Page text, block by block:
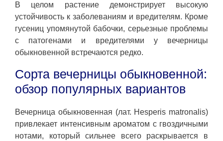
В целом растение демонстрирует высокую
устойчивость к заболеваниям и вредителям. Кроме
гусениц упомянутой бабочки, серьезные проблемы
с патогенами и вредителями у вечерницы
обыкновенной встречаются редко.
Сорта вечерницы обыкновенной:
обзор популярных вариантов
Вечерница обыкновенная (лат. Hesperis matronalis)
привлекает интенсивным ароматом с гвоздичными
нотами, который сильнее всего раскрывается в